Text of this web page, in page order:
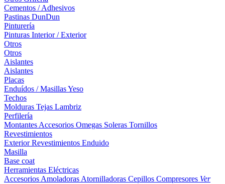
Cementos / Adhesivos
Pastinas DunDun
Pinturería
Pinturas Interior / Exterior
Otros
Otros
Aislantes
Aislantes
Placas
Enduídos / MasillasYeso
Techos
Molduras Tejas Lambriz
Perfilería
Montantes Accesorios Omegas Soleras Tornillos
Revestimientos
ExteriorRevestimientos Enduido
Masilla
Base coat
Herramientas Eléctricas
Accesorios Amoladoras Atornilladoras Cepillos Compresores Ver